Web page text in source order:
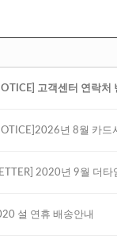
고객센터 연락처
년 8월 카드
2020년 9월 더
설 연휴 배송안내